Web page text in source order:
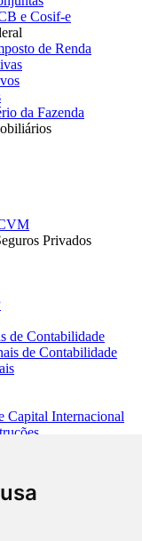
e Cosif-e
de Renda
da Fazenda
Privados
de Contabilidade
de Contabilidade
Capital Internacional
Mobiliários
do SFN
Bancária
Nacional de